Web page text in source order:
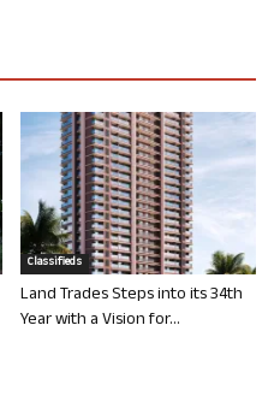
Classifieds
Land Trades Steps into its 34th
Year with a Vision for...